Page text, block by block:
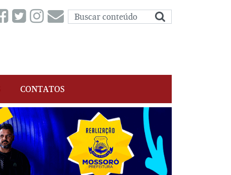
CONTATOS